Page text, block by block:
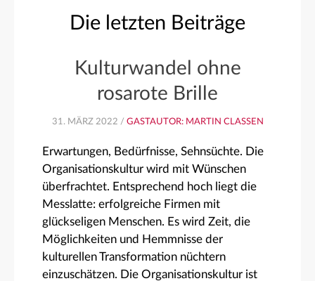
Die letzten Beiträge
Kulturwandel ohne
rosarote Brille
31. MÄRZ 2022 / GASTAUTOR: MARTIN CLASSEN
Erwartungen, Bedürfnisse, Sehnsüchte. Die
Organisationskultur wird mit Wünschen
überfrachtet. Entsprechend hoch liegt die
Messlatte: erfolgreiche Firmen mit
glückseligen Menschen. Es wird Zeit, die
Möglichkeiten und Hemmnisse der
kulturellen Transformation nüchtern
einzuschätzen. Die Organisationskultur ist